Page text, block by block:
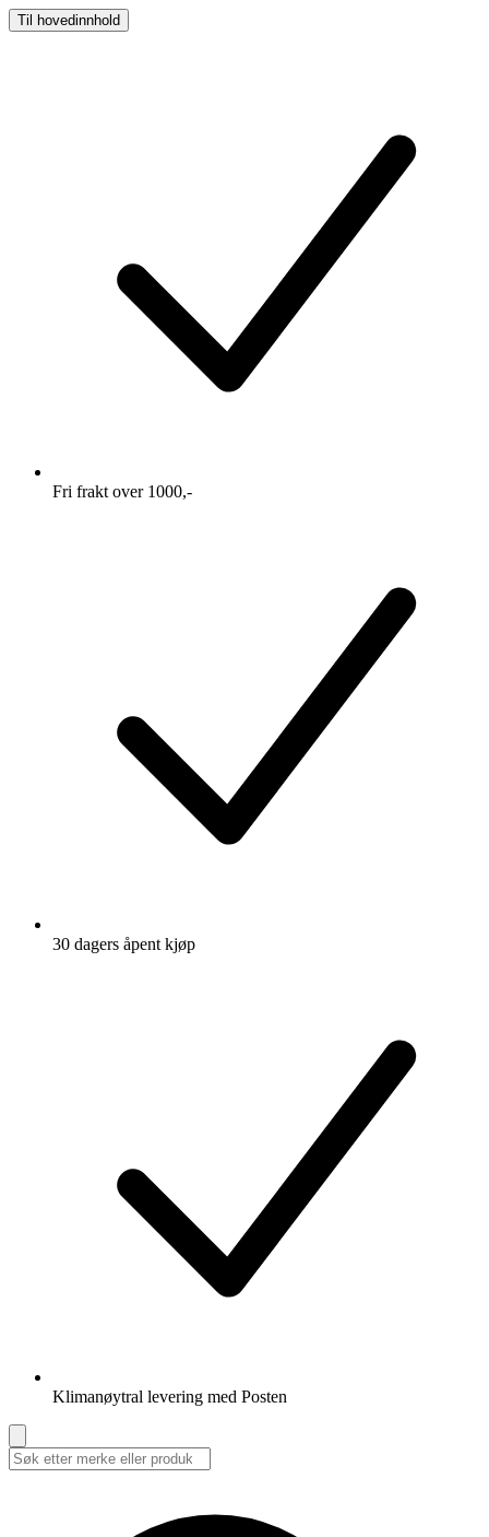
Til hovedinnhold
Fri frakt over 1000,-
30 dagers åpent kjøp
Klimanøytral levering med Posten